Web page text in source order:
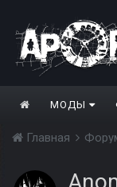
МОДЫ
Главная